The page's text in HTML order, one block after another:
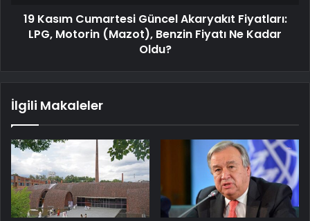
19 Kasım Cumartesi Güncel Akaryakıt Fiyatları:
LPG, Motorin (Mazot), Benzin Fiyatı Ne Kadar
Oldu?
İlgili Makaleler